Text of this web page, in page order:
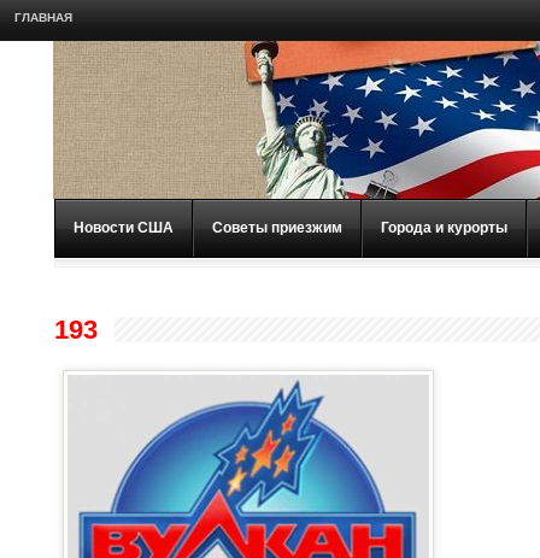
ГЛАВНАЯ
Новости США Советы приезжим Города и курорты
193